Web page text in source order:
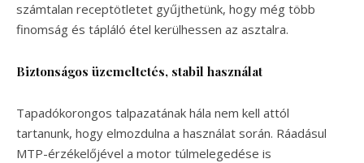
számtalan receptötletet gyűjthetünk, hogy még több
finomság és tápláló étel kerülhessen az asztalra.
Biztonságos üzemeltetés, stabil használat
Tapadókorongos talpazatának hála nem kell attól
tartanunk, hogy elmozdulna a használat során. Ráadásul
MTP-érzékelőjével a motor túlmelegedése is